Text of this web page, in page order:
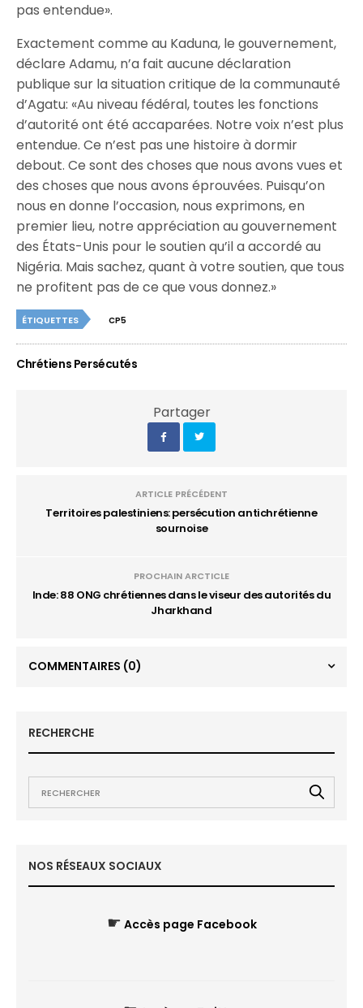
pas entendue».
Exactement comme au Kaduna, le gouvernement,
déclare Adamu, n’a fait aucune déclaration
publique sur la situation critique de la communauté
d’Agatu: «Au niveau fédéral, toutes les fonctions
d’autorité ont été accaparées. Notre voix n’est plus
entendue. Ce n’est pas une histoire à dormir
debout. Ce sont des choses que nous avons vues et
des choses que nous avons éprouvées. Puisqu’on
nous en donne l’occasion, nous exprimons, en
premier lieu, notre appréciation au gouvernement
des États-Unis pour le soutien qu’il a accordé au
Nigéria. Mais sachez, quant à votre soutien, que tous
ne profitent pas de ce que vous donnez.»
ÉTIQUETTES CP5
Chrétiens Persécutés
Partager
ARTICLE PRÉCÉDENT
Territoires palestiniens: persécution antichrétienne
sournoise
PROCHAIN ARCTICLE
Inde: 88 ONG chrétiennes dans le viseur des autorités du
Jharkhand
COMMENTAIRES (0)
RECHERCHE
NOS RÉSEAUX SOCIAUX
☛ Accès page Facebook